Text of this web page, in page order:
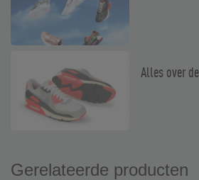
Alles over
Gerelateerde producten